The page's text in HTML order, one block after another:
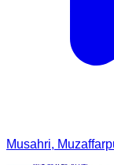
Musahri,